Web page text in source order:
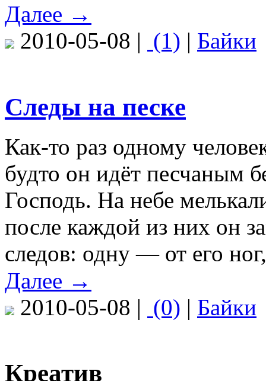
Далее →
2010-05-08 | (1) | Байки
Следы на песке
Как-то раз одному
будто он идёт песчаным
Господь. На небе
после каждой из них он
следов: одну — от его
Далее →
2010-05-08 | (0) | Байки
Креатив